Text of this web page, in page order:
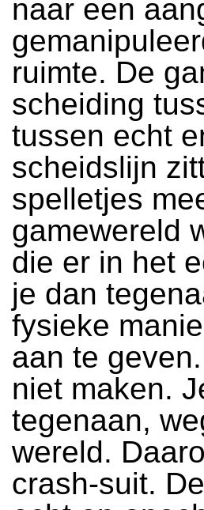
naar een
ruimte. De
scheiding
tussen echt
scheidslijn
spelletjes
gamewereld
die er in het
je dan
fysieke
aan te
niet maken.
tegenaan,
wereld.
crash-suit.